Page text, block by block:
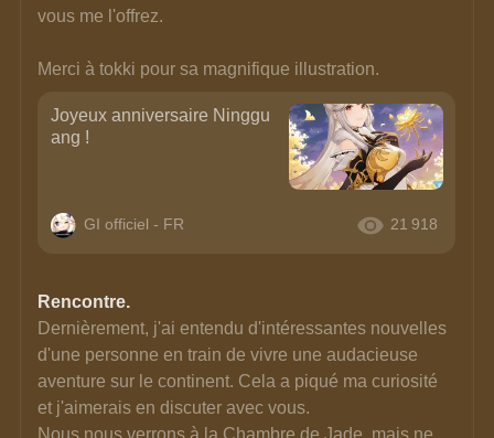
vous me l'offrez.
Merci à tokki pour sa magnifique illustration.
Joyeux anniversaire Ninggu
ang !
GI officiel - FR 21 918
Rencontre.
Dernièrement, j'ai entendu d'intéressantes nouvelles
d'une personne en train de vivre une audacieuse
aventure sur le continent. Cela a piqué ma curiosité
et j'aimerais en discuter avec vous.
Nous nous verrons à la Chambre de Jade, mais ne